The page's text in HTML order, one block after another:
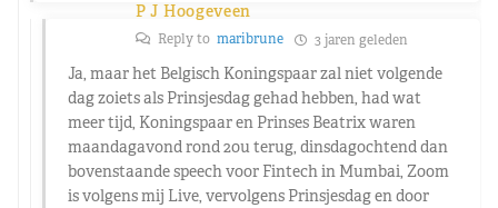
P J Hoogeveen
Reply to maribrune 3 jaren geleden
Ja, maar het Belgisch Koningspaar zal niet volgende
dag zoiets als Prinsjesdag gehad hebben, had wat
meer tijd, Koningspaar en Prinses Beatrix waren
maandagavond rond 20u terug, dinsdagochtend dan
bovenstaande speech voor Fintech in Mumbai, Zoom
is volgens mij Live, vervolgens Prinsjesdag en door